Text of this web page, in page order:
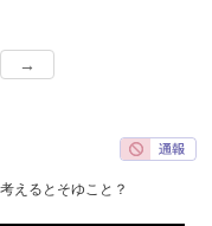
→
えるとそゆこと？